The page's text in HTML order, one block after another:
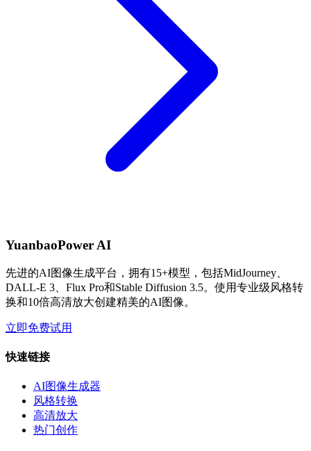
YuanbaoPower AI
先进的AI图像生成平台，拥有15+模型，包括MidJourney、
DALL-E 3、Flux Pro和Stable Diffusion 3.5。使用专业级风格转
换和10倍高清放大创建精美的AI图像。
立即免费试用
快速链接
AI图像生成器
风格转换
高清放大
热门创作